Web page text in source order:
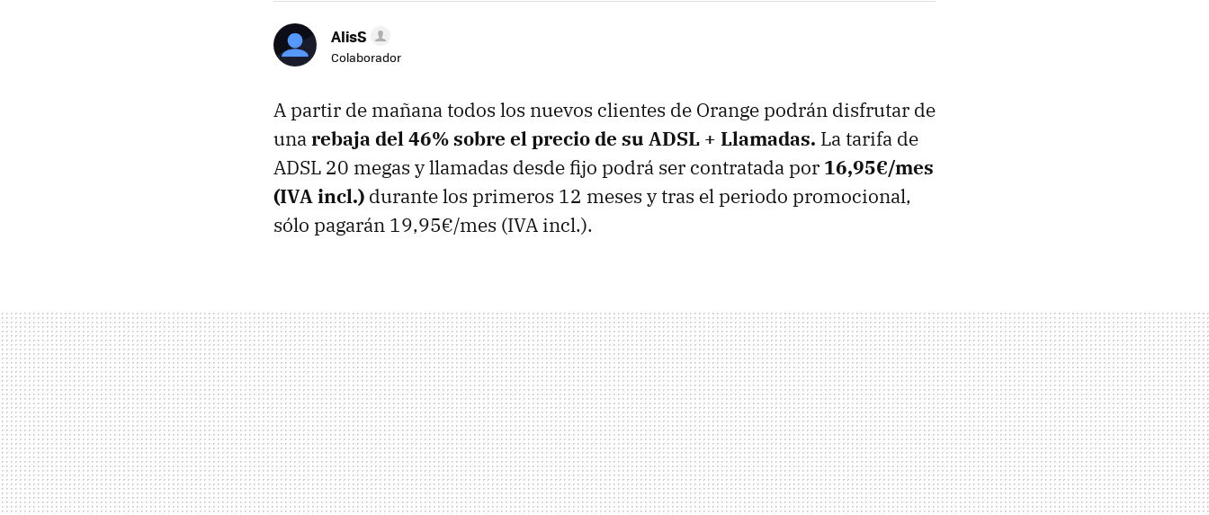
AlisS
Colaborador
A partir de mañana todos los nuevos clientes de Orange podrán disfrutar de
unarebaja del 46% sobre el precio de su ADSL + Llamadas. La tarifa de
ADSL 20 megas y llamadas desde fijo podrá ser contratada por 16,95€/mes
(IVA incl.) durante los primeros 12 meses y tras el periodo promocional,
sólo pagarán 19,95€/mes (IVA incl.).